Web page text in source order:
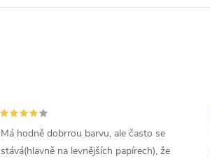
Má hodně dobrrou barvu, ale často se
stává(hlavně na levnějších papírech), že